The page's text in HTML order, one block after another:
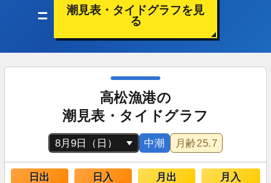
潮見表・タイドグラフを見
る
高松漁港の
潮見表・タイドグラフ
中潮 月齢25.7
日出 日入 月出 月入